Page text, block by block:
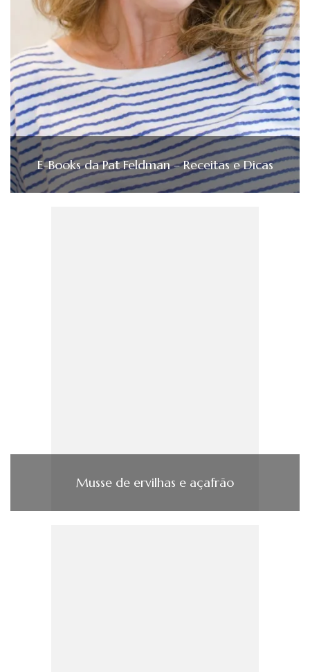
E-Books da Pat Feldman – Receitas e Dicas
Musse de ervilhas e açafrão